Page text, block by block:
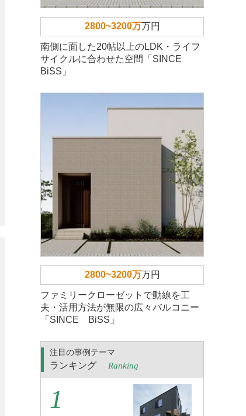
2800~3200万万円
南側に面した20帖以上のLDK・ライフ
サイクルに合わせた空間「SINCE
BiSS」
2800~3200万万円
ファミリークローゼットで動線を工
夫・活用方法が無限の広々バルコニー
「SINCE BiSS」
注目の事例テーマ
ランキング Ranking